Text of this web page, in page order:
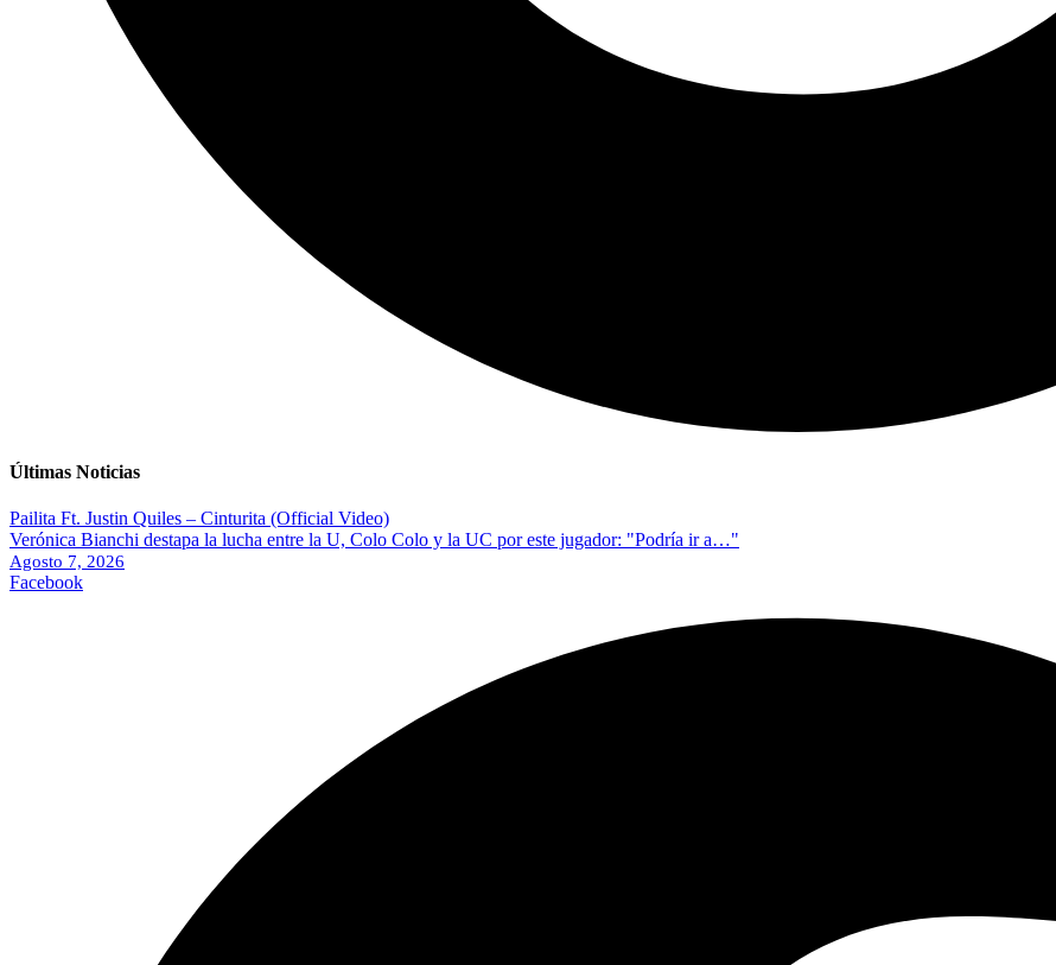
Últimas Noticias
Pailita Ft. Justin Quiles – Cinturita (Official Video)
Verónica Bianchi destapa la lucha entre la U, Colo Colo y la UC por este jugador: "Podría ir a…"
Agosto 7, 2026
Facebook